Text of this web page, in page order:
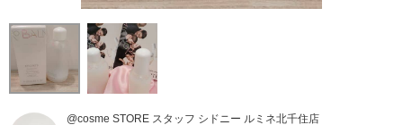
@cosme STORE スタッフ シドニー ルミネ北千住店